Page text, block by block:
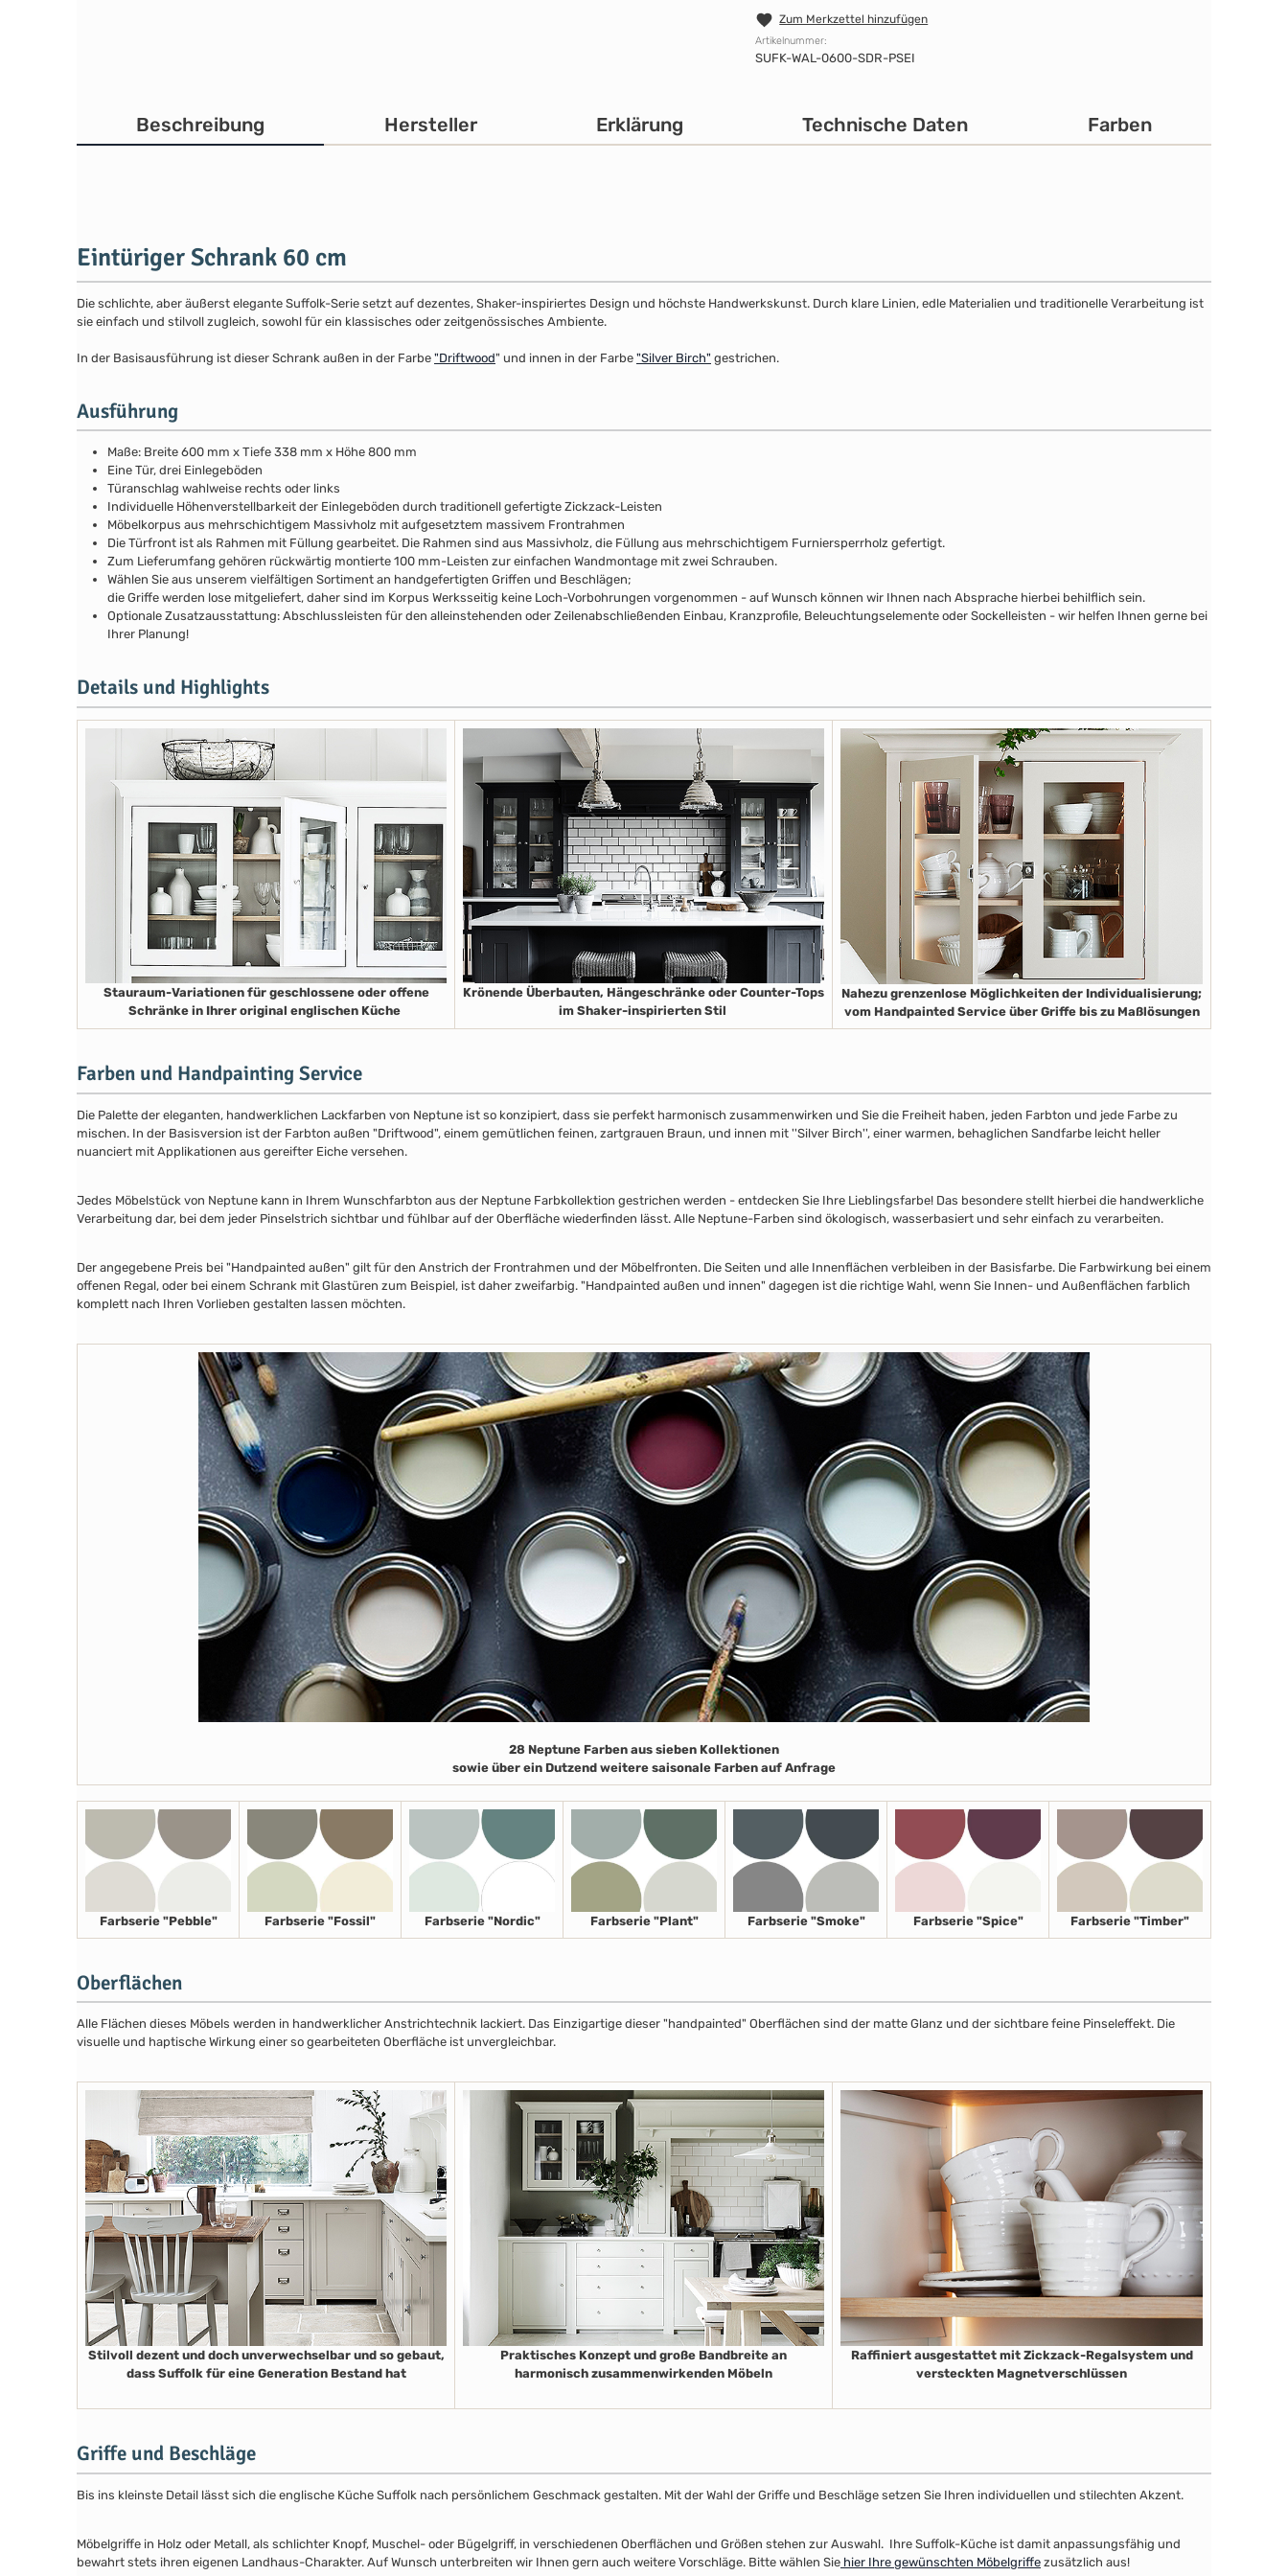
Zum Merkzettel hinzufügen
Artikelnummer:
SUFK-WAL-0600-SDR-PSEI
Beschreibung Hersteller Erklärung Technische Daten Farben
Eintüriger Schrank 60 cm
Die schlichte, aber äußerst elegante Suffolk-Serie setzt auf dezentes, Shaker-inspiriertes Design und höchste Handwerkskunst. Durch klare Linien, edle Materialien und traditionelle Verarbeitung ist
sie einfach und stilvoll zugleich, sowohl für ein klassisches oder zeitgenössisches Ambiente.
In der Basisausführung ist dieser Schrank außen in der Farbe "Driftwood" und innen in der Farbe "Silver Birch" gestrichen.
Ausführung
Maße: Breite 600 mm x Tiefe 338 mm x Höhe 800 mm
Eine Tür, drei Einlegeböden
Türanschlag wahlweise rechts oder links
Individuelle Höhenverstellbarkeit der Einlegeböden durch traditionell gefertigte Zickzack-Leisten
Möbelkorpus aus mehrschichtigem Massivholz mit aufgesetztem massivem Frontrahmen
Die Türfront ist als Rahmen mit Füllung gearbeitet. Die Rahmen sind aus Massivholz, die Füllung aus mehrschichtigem Furniersperrholz gefertigt.
Zum Lieferumfang gehören rückwärtig montierte 100 mm-Leisten zur einfachen Wandmontage mit zwei Schrauben.
Wählen Sie aus unserem vielfältigen Sortiment an handgefertigten Griffen und Beschlägen;
die Griffe werden lose mitgeliefert, daher sind im Korpus Werksseitig keine Loch-Vorbohrungen vorgenommen - auf Wunsch können wir Ihnen nach Absprache hierbei behilflich sein.
Optionale Zusatzausstattung: Abschlussleisten für den alleinstehenden oder Zeilenabschließenden Einbau, Kranzprofile, Beleuchtungselemente oder Sockelleisten - wir helfen Ihnen gerne bei
Ihrer Planung!
Details und Highlights
Stauraum-Variationen für geschlossene oder offene
Schränke in Ihrer original englischen Küche
Krönende Überbauten, Hängeschränke oder Counter-Tops
im Shaker-inspirierten Stil
Nahezu grenzenlose Möglichkeiten der Individualisierung;
vom Handpainted Service über Griffe bis zu Maßlösungen
Farben und Handpainting Service
Die Palette der eleganten, handwerklichen Lackfarben von Neptune ist so konzipiert, dass sie perfekt harmonisch zusammenwirken und Sie die Freiheit haben, jeden Farbton und jede Farbe zu
mischen. In der Basisversion ist der Farbton außen "Driftwood", einem gemütlichen feinen, zartgrauen Braun, und innen mit ''Silver Birch'', einer warmen, behaglichen Sandfarbe leicht heller
nuanciert mit Applikationen aus gereifter Eiche versehen.
Jedes Möbelstück von Neptune kann in Ihrem Wunschfarbton aus der Neptune Farbkollektion gestrichen werden - entdecken Sie Ihre Lieblingsfarbe! Das besondere stellt hierbei die handwerkliche
Verarbeitung dar, bei dem jeder Pinselstrich sichtbar und fühlbar auf der Oberfläche wiederfinden lässt. Alle Neptune-Farben sind ökologisch, wasserbasiert und sehr einfach zu verarbeiten.
Der angegebene Preis bei "Handpainted außen" gilt für den Anstrich der Frontrahmen und der Möbelfronten. Die Seiten und alle Innenflächen verbleiben in der Basisfarbe. Die Farbwirkung bei einem
offenen Regal, oder bei einem Schrank mit Glastüren zum Beispiel, ist daher zweifarbig. "Handpainted außen und innen" dagegen ist die richtige Wahl, wenn Sie Innen- und Außenflächen farblich
komplett nach Ihren Vorlieben gestalten lassen möchten.
28 Neptune Farben aus sieben Kollektionen
sowie über ein Dutzend weitere saisonale Farben auf Anfrage
Farbserie "Pebble" Farbserie "Fossil" Farbserie "Nordic" Farbserie "Plant" Farbserie "Smoke" Farbserie "Spice" Farbserie "Timber"
Oberflächen
Alle Flächen dieses Möbels werden in handwerklicher Anstrichtechnik lackiert. Das Einzigartige dieser "handpainted" Oberflächen sind der matte Glanz und der sichtbare feine Pinseleffekt. Die
visuelle und haptische Wirkung einer so gearbeiteten Oberfläche ist unvergleichbar.
Stilvoll dezent und doch unverwechselbar und so gebaut,
dass Suffolk für eine Generation Bestand hat
Praktisches Konzept und große Bandbreite an
harmonisch zusammenwirkenden Möbeln
Raffiniert ausgestattet mit Zickzack-Regalsystem und
versteckten Magnetverschlüssen
Griffe und Beschläge
Bis ins kleinste Detail lässt sich die englische Küche Suffolk nach persönlichem Geschmack gestalten. Mit der Wahl der Griffe und Beschläge setzen Sie Ihren individuellen und stilechten Akzent.
Möbelgriffe in Holz oder Metall, als schlichter Knopf, Muschel- oder Bügelgriff, in verschiedenen Oberflächen und Größen stehen zur Auswahl. Ihre Suffolk-Küche ist damit anpassungsfähig und
bewahrt stets ihren eigenen Landhaus-Charakter. Auf Wunsch unterbreiten wir Ihnen gern auch weitere Vorschläge. Bitte wählen Sie hier Ihre gewünschten Möbelgriffe zusätzlich aus!